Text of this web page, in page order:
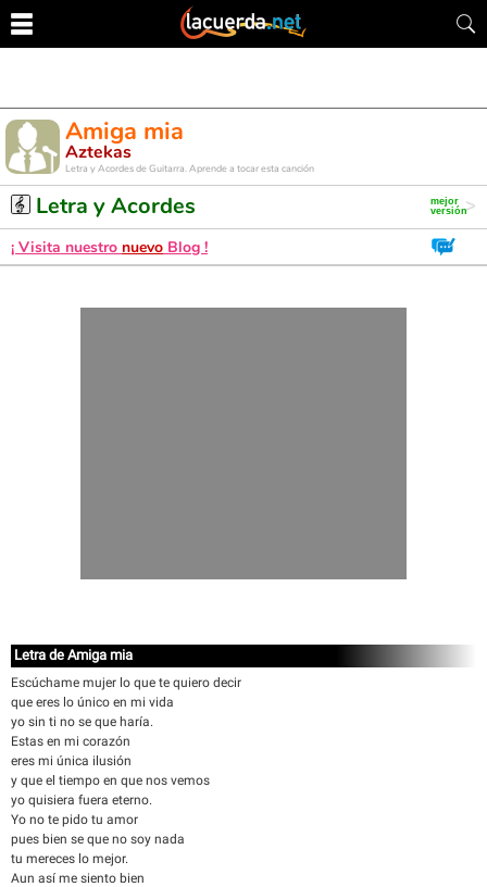
Amiga mia
Aztekas
Letra y Acordes de Guitarra. Aprende a tocar esta canción
Letra y Acordes
¡ Visita nuestro nuevo Blog !
Letra de Amiga mia
Escúchame mujer lo que te quiero decir
que eres lo único en mi vida
yo sin ti no se que haría.
Estas en mi corazón
eres mi única ilusión
y que el tiempo en que nos vemos
yo quisiera fuera eterno.
Yo no te pido tu amor
pues bien se que no soy nada
tu mereces lo mejor.
Aun así me siento bien